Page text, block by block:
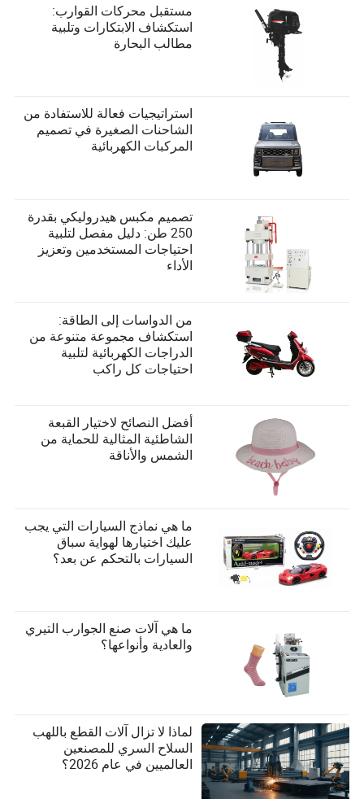
مستقبل محركات القوارب:
استكشاف الابتكارات وتلبية
مطالب البحارة
استراتيجيات فعالة للاستفادة من
الشاحنات الصغيرة في تصميم
المركبات الكهربائية
تصميم مكبس هيدروليكي بقدرة
250 طن: دليل مفصل لتلبية
احتياجات المستخدمين وتعزيز
الأداء
من الدواسات إلى الطاقة:
استكشاف مجموعة متنوعة من
الدراجات الكهربائية لتلبية
احتياجات كل راكب
أفضل النصائح لاختيار القبعة
الشاطئية المثالية للحماية من
الشمس والأناقة
ما هي نماذج السيارات التي يجب
عليك اختيارها لهواية سباق
السيارات بالتحكم عن بعد؟
ما هي آلات صنع الجوارب التيري
والعادية وأنواعها؟
لماذا لا تزال آلات القطع باللهب
السلاح السري للمصنعين
العالميين في عام 2026؟